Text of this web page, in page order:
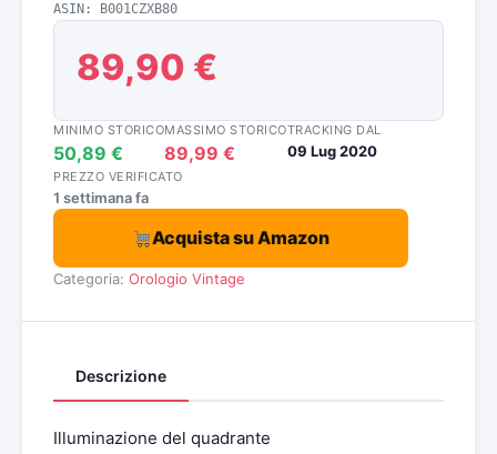
ASIN: B001CZXB80
89,90 €
MINIMO STORICO
50,89 €
MASSIMO STORICO
89,99 €
TRACKING DAL
09 Lug 2020
PREZZO VERIFICATO
1 settimana fa
Acquista su Amazon
Categoria: Orologio Vintage
Descrizione
Illuminazione del quadrante